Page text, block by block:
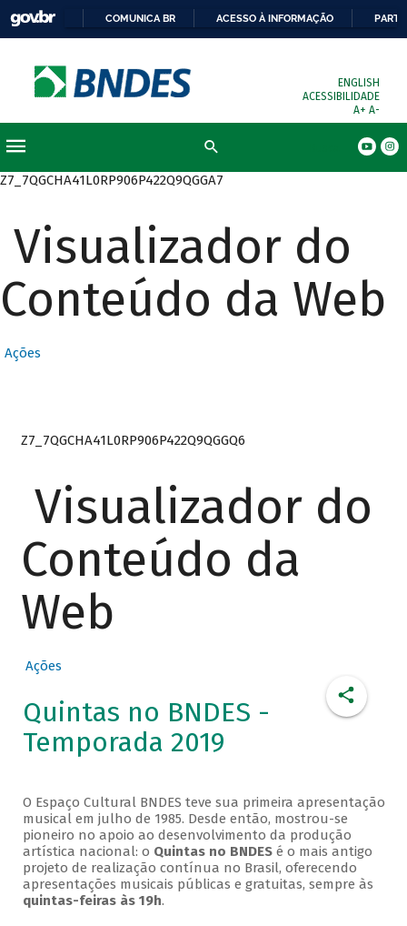
COMUNICA BR ACESSO À INFORMAÇÃO
ENGLISH
ACESSIBILIDADE
A+ A-
Z7_7QGCHA41L0RP906P422Q9QGGA7
Visualizador do
Conteúdo da Web
Ações
Z7_7QGCHA41L0RP906P422Q9QGGQ6
Visualizador do
Conteúdo da
Web
Ações
Quintas no BNDES -
Temporada 2019
O Espaço Cultural BNDES teve sua primeira apresentação
musical em julho de 1985. Desde então, mostrou-se
pioneiro no apoio ao desenvolvimento da produção
artística nacional: o Quintas no BNDESé o mais antigo
projeto de realização contínua no Brasil, oferecendo
apresentações musicais públicas e gratuitas, sempre às
quintas-feiras às 19h.